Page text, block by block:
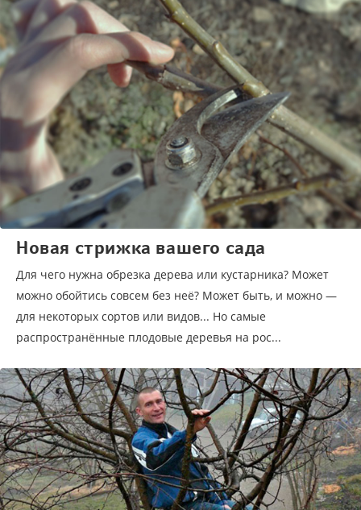
Новая стрижка вашего сада
Для чего нужна обрезка дерева или кустарника? Может
можно обойтись совсем без неё? Может быть, и можно —
для некоторых сортов или видов... Но самые
распространённые плодовые деревья на рос...